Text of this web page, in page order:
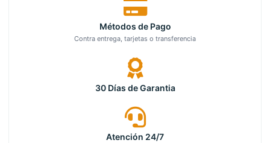
Métodos de Pago
Contra entrega, tarjetas o transferencia
30 Días de Garantia
Atención 24/7